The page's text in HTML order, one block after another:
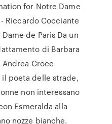
for Notre Dame
Riccardo Cocciante
de Paris Da un
di Barbara
Croce
il poeta delle strade,
non interessano
Esmeralda alla
nozze bianche.